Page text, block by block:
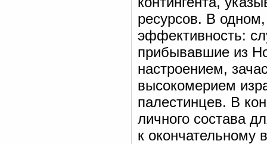
ресурсов. В
эффективность:
прибывавшие из
настроением,
высокомерием
палестинцев. В
личного состава
к